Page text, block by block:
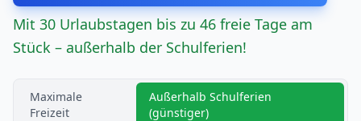
Mit 30 Urlaubstagen bis zu 46 freie Tage am
Stück – außerhalb der Schulferien!
Maximale
Freizeit
Außerhalb Schulferien
(günstiger)